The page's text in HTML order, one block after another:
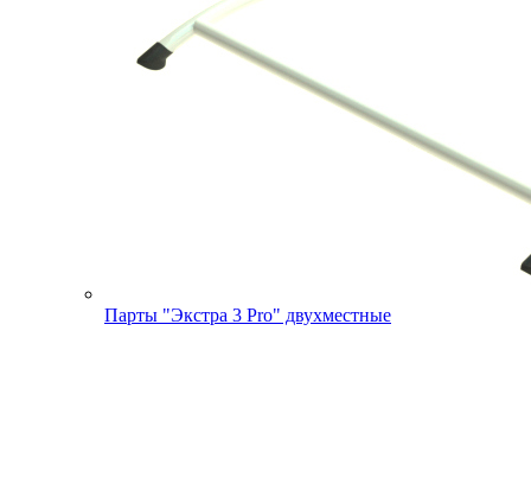
Парты "Экстра 3 Pro" двухместные